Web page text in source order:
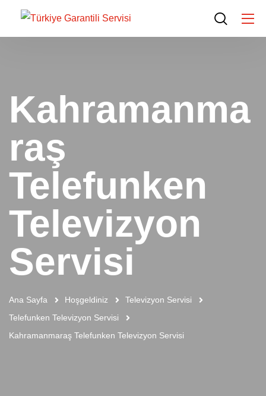
Kahramanma
raş
Telefunken
Televizyon
Servisi
Ana Sayfa Hoşgeldiniz
Televizyon Servisi
Telefunken Televizyon Servisi
Kahramanmaraş Telefunken Televizyon Servisi